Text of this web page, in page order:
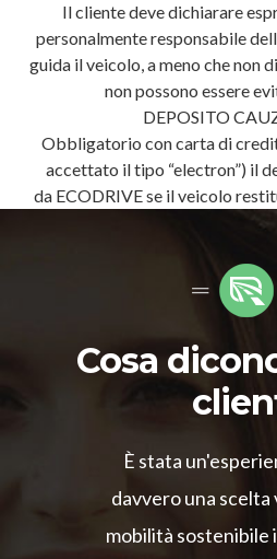
Il cliente deve dichiarare
personalmente responsabile
guida il veicolo, a meno che non
non possono essere
DEPOSITO
Obbligatorio con carta di
accettato il tipo “electron”) il
da ECODRIVE se il veicolo
Cosa
È stata
davvero una scelta
mobilità sostenibile